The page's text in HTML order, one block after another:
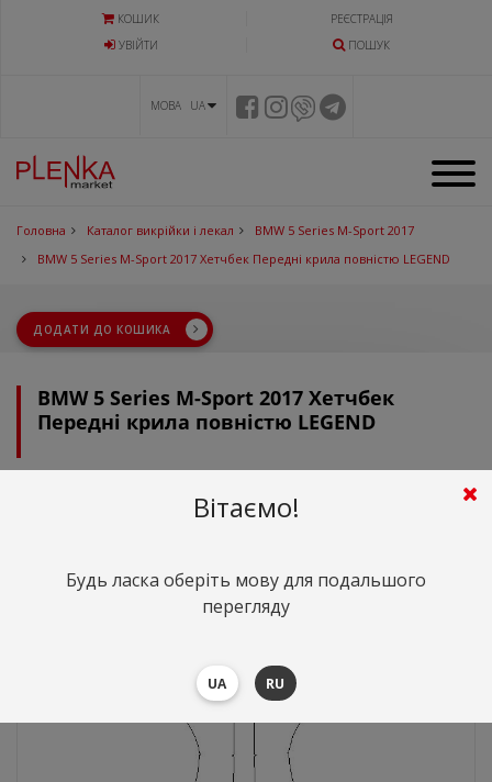
КОШИК
РЕЄСТРАЦІЯ
УВIЙТИ
ПОШУК
МОВА UA
Головна Каталог викрійки і лекал
BMW 5 Series M-Sport 2017
BMW 5 Series M-Sport 2017 Хетчбек Передні крила повністю LEGEND
ДОДАТИ ДО КОШИКА
BMW 5 Series M-Sport 2017 Хетчбек
Передні крила повністю LEGEND
грн.
Вітаємо!
Будь ласка оберіть мову для подальшого
перегляду
UA RU